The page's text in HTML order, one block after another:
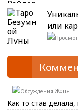
или
Женя
Как то став